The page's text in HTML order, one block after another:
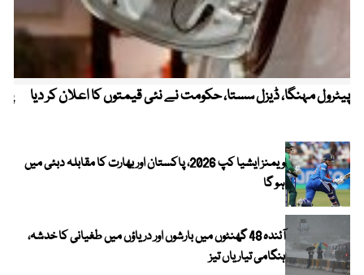
پیٹرول مہنگا، ڈیزل سستا، حکومت نے نئی قیمتوں کا اعلان کر دیا
ویمنز ایشیا کپ 2026، پاکستان اور بھارت کا مقابلہ دبئی میں
ہو گا
آئندہ 48 گھنٹوں میں بارشوں اور دریاؤں میں طغیانی کا خدشہ،
ہنگامی تیاریاں تیز